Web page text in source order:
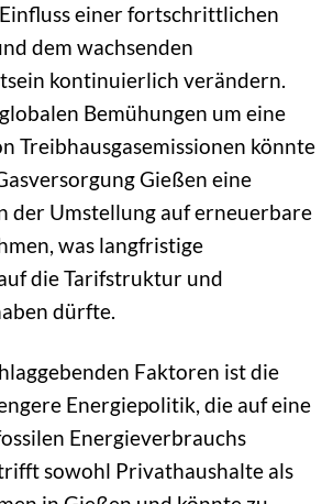
einer fortschrittlichen
dem wachsenden
kontinuierlich verändern.
Bemühungen um eine
Treibhausgasemissionen könnte
Gießen eine
der Umstellung auf erneuerbare
was langfristige
die Tarifstruktur und
dürfte.
Faktoren ist die
Energiepolitik, die auf eine
Energieverbrauchs
sowohl Privathaushalte als